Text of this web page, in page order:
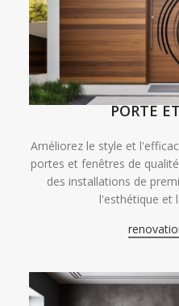
PORTE
Améliorez le style et
portes et fenêtres de
des installations de
l'esthétique et